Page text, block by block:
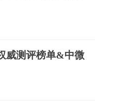
威测评榜单&中微